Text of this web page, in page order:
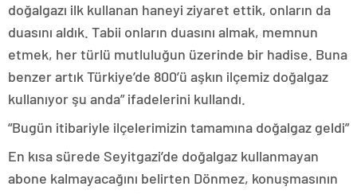
doğalgazı ilk kullanan haneyi ziyaret ettik, onların da
duasını aldık. Tabii onların duasını almak, memnun
etmek, her türlü mutluluğun üzerinde bir hadise. Buna
benzer artık Türkiye’de 800’ü aşkın ilçemiz doğalgaz
kullanıyor şu anda” ifadelerini kullandı.
“Bugün itibariyle ilçelerimizin tamamına doğalgaz geldi”
En kısa sürede Seyitgazi’de doğalgaz kullanmayan
abone kalmayacağını belirten Dönmez, konuşmasının